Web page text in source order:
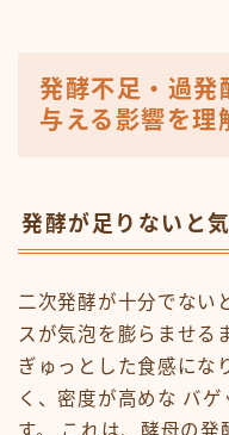
発酵不足・過発
与える影響を理
発酵が足りないと
二次発酵が十分でない
スが気泡を膨らませる
ぎゅっとした食感にな
く、密度が高めな バ
す。 これは、酵母の